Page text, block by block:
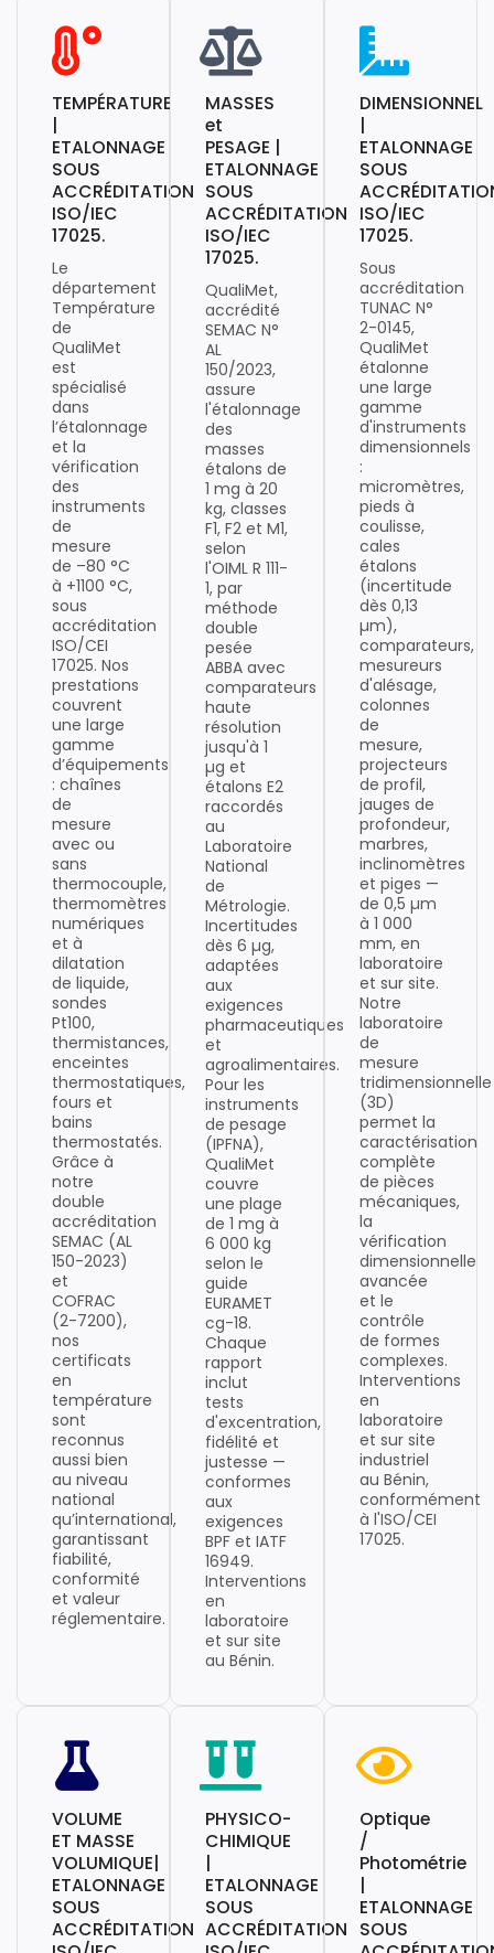
TEMPÉRATURE
ETALONNAGE
SOUS
ACCRÉDITATION
ISO/IEC
17025.
Le
département
Température
de
QualiMet
est
spécialisé
dans
l’étalonnage
et la
vérification
des
instruments
de
mesure
de –80 °C
à +1100 °C,
sous
accréditation
ISO/CEI
17025. Nos
prestations
couvrent
une large
gamme
d’équipements
: chaînes
de
mesure
avec ou
sans
thermocouple,
thermomètres
numériques
et à
dilatation
de liquide,
sondes
Pt100,
thermistances,
enceintes
thermostatiques,
fours et
bains
thermostatés.
Grâce à
notre
double
accréditation
SEMAC (AL
150-2023)
et
COFRAC
(2-7200),
nos
certificats
en
température
sont
reconnus
aussi bien
au niveau
national
qu’international,
garantissant
fiabilité,
conformité
et valeur
réglementaire.
MASSES
et
PESAGE |
ETALONNAGE
SOUS
ACCRÉDITATION
ISO/IEC
17025.
QualiMet,
accrédité
SEMAC N°
AL
150/2023,
assure
l'étalonnage
des
masses
étalons de
1 mg à 20
kg, classes
F1, F2 et M1,
selon
l'OIML R 111-
1, par
méthode
double
pesée
ABBA avec
comparateurs
haute
résolution
jusqu'à 1
µg et
étalons E2
raccordés
au
Laboratoire
National
de
Métrologie.
Incertitudes
dès 6 µg,
adaptées
aux
exigences
pharmaceutiques
et
agroalimentaires.
Pour les
instruments
de pesage
(IPFNA),
QualiMet
couvre
une plage
de 1 mg à
6 000 kg
selon le
guide
EURAMET
cg-18.
Chaque
rapport
inclut
tests
d'excentration,
fidélité et
justesse —
conformes
aux
exigences
BPF et IATF
16949.
Interventions
en
laboratoire
et sur site
au Bénin.
DIMENSIONNEL
ETALONNAGE
SOUS
ISO/IEC
17025.
Sous
accréditation
TUNAC N°
2-0145,
QualiMet
étalonne
une large
gamme
d'instruments
dimensionnels
:
micromètres,
pieds à
coulisse,
cales
étalons
(incertitude
dès 0,13
µm),
comparateurs,
mesureurs
d'alésage,
colonnes
de
mesure,
projecteurs
de profil,
jauges de
profondeur,
marbres,
inclinomètres
et piges —
de 0,5 µm
à 1 000
mm, en
laboratoire
et sur site.
Notre
laboratoire
de
mesure
tridimensionnelle
(3D)
permet la
caractérisation
complète
de pièces
mécaniques,
la
vérification
dimensionnelle
avancée
et le
contrôle
de formes
complexes.
Interventions
en
laboratoire
et sur site
industriel
au Bénin,
conformément
à l'ISO/CEI
17025.
VOLUME
ET MASSE
VOLUMIQUE|
ETALONNAGE
SOUS
ACCRÉDITATION
PHYSICO-
CHIMIQUE
ETALONNAGE
SOUS
ACCRÉDITATION
Optique
/
Photométrie
ETALONNAGE
SOUS